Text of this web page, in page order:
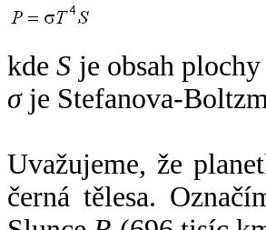
kdeS je obsah
σje Stefanova-
Uvažujeme, že
černá tělesa.